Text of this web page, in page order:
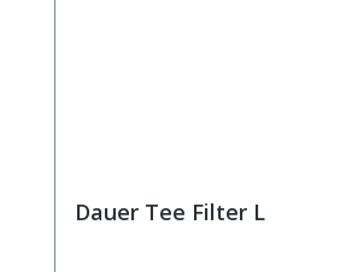
Dauer Tee Filter L